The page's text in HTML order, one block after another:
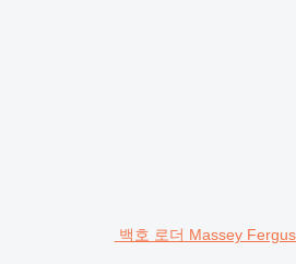
백호 로더 Massey